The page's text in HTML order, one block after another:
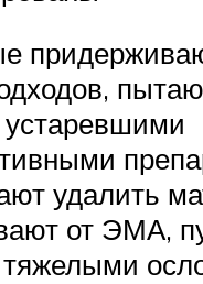
удалить
от ЭМА,